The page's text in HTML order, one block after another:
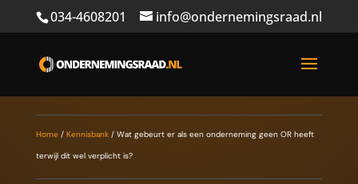
034-4608201 info@ondernemingsraad.nl
Home/ Kennisbank/ Wat gebeurt er als een onderneming geen OR heeft
terwijl dit wel verplicht is?